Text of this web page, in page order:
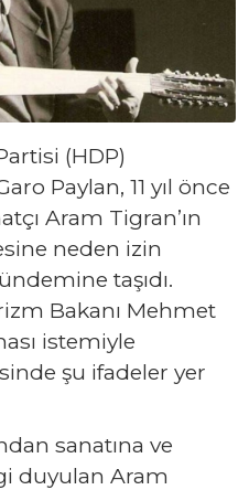
(HDP)
Paylan, 11 yıl önce
Aram Tigran’ın
neden izin
taşıdı.
Bakanı Mehmet
istemiyle
şu ifadeler yer
sanatına ve
duyulan Aram